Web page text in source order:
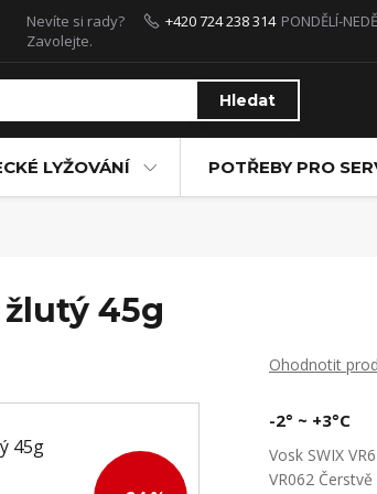
Hledat
Nevíte si rady?
Zavolejte.
+420 724 238 314 PONDĚLÍ-
LYŽOVÁNÍ POTŘEBY PRO
45g
Ohodnotit
-2° ~ +3°C
Vosk SWIX
VR062